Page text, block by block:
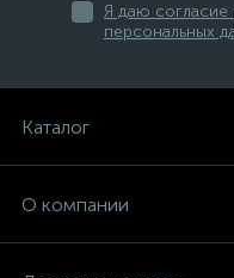
Я даю согласие
персональных
Каталог
О компании